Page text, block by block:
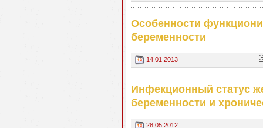
Особенности
беременности
14.01.2013
Инфекционный статус
беременности и
28.05.2012